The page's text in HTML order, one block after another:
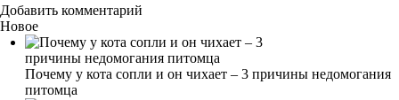
Добавить комментарий
Новое
Почему у кота сопли и он чихает – 3 причины недомогания
питомца